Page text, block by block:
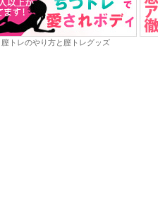
膣トレのやり方と膣トレグッズ